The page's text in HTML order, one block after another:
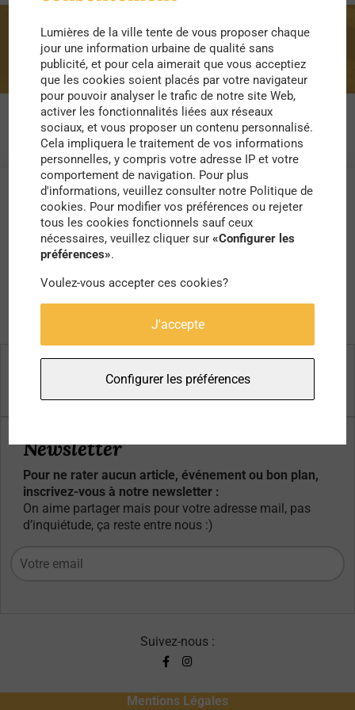
olivier razemon
Newsletter
Pour ne rater aucun article, événement ou bon plan,
inscrivez-vous à notre newsletter :
On aime partager mais pour votre adresse mail, pas
d’inquiétude, ça reste entre nous :)
Suivez-nous :
Mentions Légales
Lumières de la ville tente de vous proposer chaque
jour une information urbaine de qualité sans
publicité, et pour cela aimerait que vous acceptiez
que les cookies soient placés par votre navigateur
pour pouvoir analyser le trafic de notre site Web,
activer les fonctionnalités liées aux réseaux
sociaux, et vous proposer un contenu personnalisé.
Cela impliquera le traitement de vos informations
personnelles, y compris votre adresse IP et votre
comportement de navigation. Pour plus
d'informations, veuillez consulter notre Politique de
cookies. Pour modifier vos préférences ou rejeter
tous les cookies fonctionnels sauf ceux
nécessaires, veuillez cliquer sur«Configurer les
préférences».
Voulez-vous accepter ces cookies?
J'accepte
Configurer les préférences